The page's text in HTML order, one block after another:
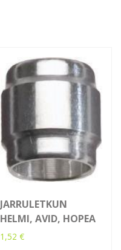
JARRULETKUN
HELMI, AVID, HOPEA
1,52€